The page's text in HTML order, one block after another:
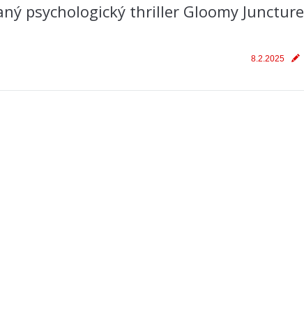
psychologický thriller Gloomy Juncture
8.2.2025